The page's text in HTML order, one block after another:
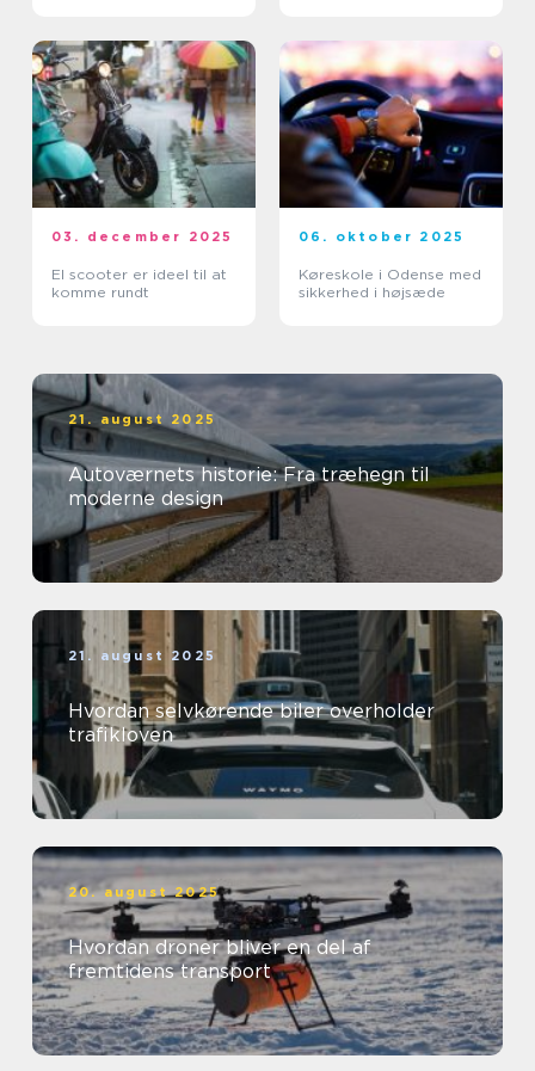
03. december 2025
El scooter er ideel til at
komme rundt
06. oktober 2025
Køreskole i Odense med
sikkerhed i højsæde
21. august 2025
Autoværnets historie: Fra træhegn til
moderne design
21. august 2025
Hvordan selvkørende biler overholder
trafikloven
20. august 2025
Hvordan droner bliver en del af
fremtidens transport